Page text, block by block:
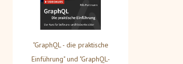
"GraphQL - die praktische
Einführung" und "GraphQL-